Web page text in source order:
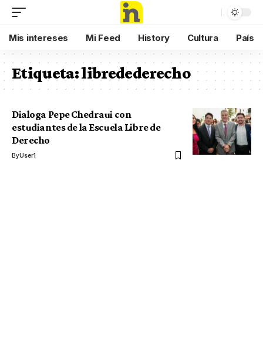
Mis intereses Mi Feed History Cultura País
Etiqueta:libredederecho
Dialoga Pepe Chedraui con
estudiantes de la Escuela Libre de
Derecho
ByUser1